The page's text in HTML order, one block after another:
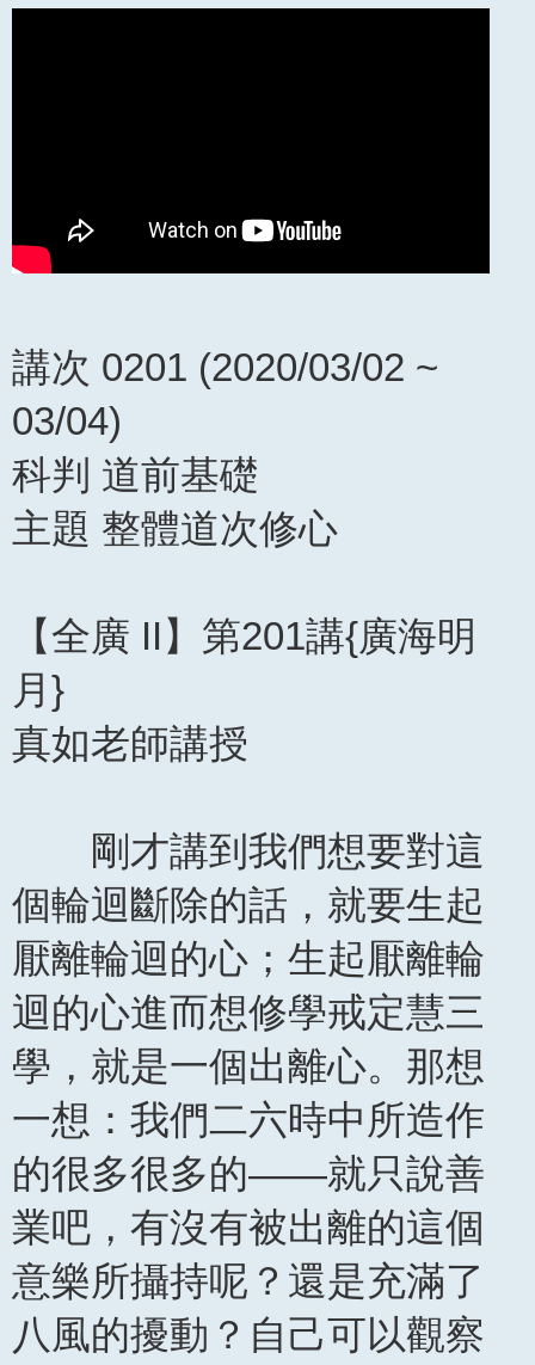
講次 0201 (2020/03/02 ~
03/04)
科判 道前基礎
主題 整體道次修心
【全廣 II】第201講{廣海明
月}
真如老師講授
剛才講到我們想要對這
個輪迴斷除的話，就要生起
厭離輪迴的心；生起厭離輪
迴的心進而想修學戒定慧三
學，就是一個出離心。那想
一想：我們二六時中所造作
的很多很多的——就只說善
業吧，有沒有被出離的這個
意樂所攝持呢？還是充滿了
八風的擾動？自己可以觀察